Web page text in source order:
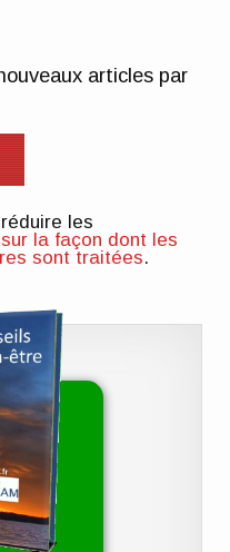
articles par
les
la façon dont les
sont traitées.